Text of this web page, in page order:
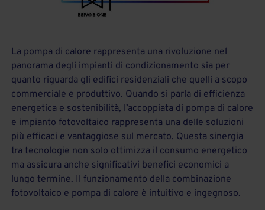
La pompa di calore rappresenta una rivoluzione nel
panorama degli impianti di condizionamento sia per
quanto riguarda gli edifici residenziali che quelli a scopo
commerciale e produttivo. Quando si parla di efficienza
energetica e sostenibilità, l’accoppiata di pompa di calore
e impianto fotovoltaico rappresenta una delle soluzioni
più efficaci e vantaggiose sul mercato. Questa sinergia
tra tecnologie non solo ottimizza il consumo energetico
ma assicura anche significativi benefici economici a
lungo termine. Il funzionamento della combinazione
fotovoltaico e pompa di calore è intuitivo e ingegnoso.